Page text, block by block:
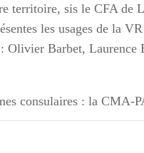
territoire, sis le CFA de
les usages de la
Olivier Barbet, Laurence
consulaires : la CMA-